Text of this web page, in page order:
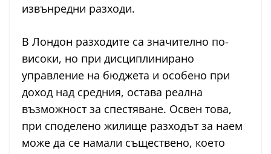
извънредни разходи.
В Лондон разходите са значително по-
високи, но при дисциплинирано
управление на бюджета и особено при
доход над средния, остава реална
възможност за спестяване. Освен това,
при споделено жилище разходът за наем
може да се намали съществено, което